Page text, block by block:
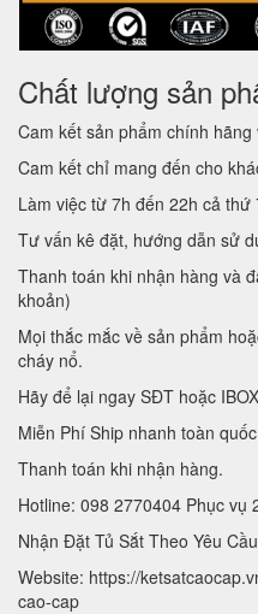
Chất lượng sản
Cam kết sản phẩm chính hãng
Cam kết chỉ mang đến cho
Làm việc từ 7h đến 22h cả thứ
Tư vấn kê đặt, hướng dẫn sử
Thanh toán khi nhận hàng và
khoản)
Mọi thắc mắc về sản phẩm
cháy nổ.
Hãy để lại ngay SĐT hoặc
Miễn Phí Ship nhanh toàn quốc
Thanh toán khi nhận hàng.
Hotline: 098 2770404 Phục vụ
Nhận Đặt Tủ Sắt Theo Yêu
Website: https://
cao-cap